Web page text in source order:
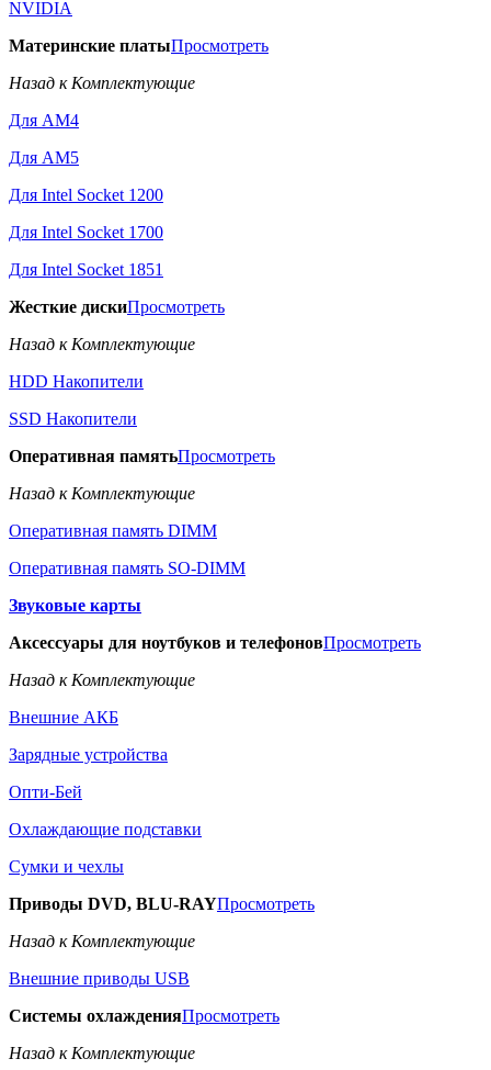
NVIDIA
Материнские платыПросмотреть
Назад к Комплектующие
Для AM4
Для AM5
Для Intel Socket 1200
Для Intel Socket 1700
Для Intel Socket 1851
Жесткие дискиПросмотреть
Назад к Комплектующие
HDD Накопители
SSD Накопители
Оперативная памятьПросмотреть
Назад к Комплектующие
Оперативная память DIMM
Оперативная память SO-DIMM
Звуковые карты
Аксессуары для ноутбуков и телефоновПросмотреть
Назад к Комплектующие
Внешние АКБ
Зарядные устройства
Опти-Бей
Охлаждающие подставки
Сумки и чехлы
Приводы DVD, BLU-RAYПросмотреть
Назад к Комплектующие
Внешние приводы USB
Системы охлажденияПросмотреть
Назад к Комплектующие